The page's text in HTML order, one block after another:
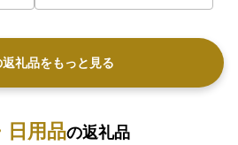
礼品をもっと見る
日用品の返礼品